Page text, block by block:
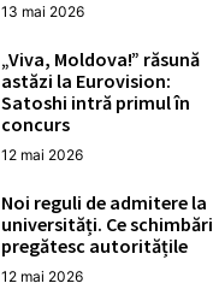
13 mai 2026
„Viva, Moldova!” răsună
astăzi la Eurovision:
Satoshi intră primul în
concurs
12 mai 2026
Noi reguli de admitere la
universități. Ce schimbări
pregătesc autoritățile
12 mai 2026